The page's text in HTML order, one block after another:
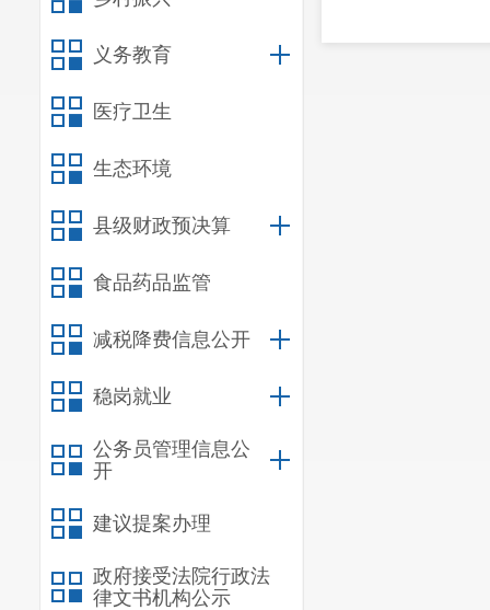
义务教育
医疗卫生
生态环境
县级财政预决算
食品药品监管
减税降费信息公开
稳岗就业
公务员管理信息公
开
建议提案办理
政府接受法院行政法
律文书机构公示